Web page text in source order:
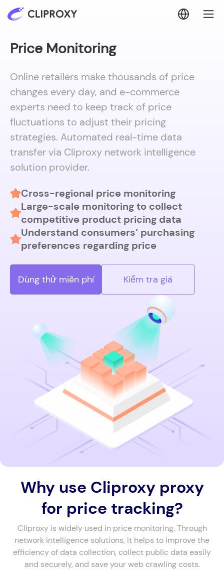
Price Monitoring
Online retailers make thousands of price
changes every day, and e-commerce
experts need to keep track of price
fluctuations to adjust their pricing
strategies. Automated real-time data
transfer via Cliproxy network intelligence
solution provider.
Cross-regional price monitoring
Large-scale monitoring to collect
competitive product pricing data
Understand consumers’ purchasing
preferences regarding price
Dùng thử miễn phí Kiểm tra giá
Why use Cliproxy proxy
for price tracking?
Cliproxy is widely used in price monitoring. Through
network intelligence solutions, it helps to improve the
efficiency of data collection, collect public data easily
and securely, and save your web crawling costs.